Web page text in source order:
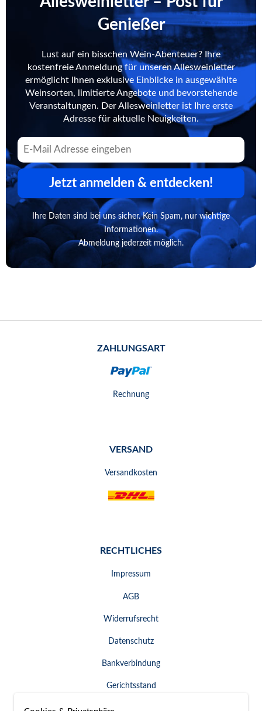
Genießer
Lust auf ein bisschen Wein-Abenteuer? Ihre
kostenfreie Anmeldung für unseren Allesweinletter
ermöglicht Ihnen exklusive Einblicke in ausgewählte
Weinsorten, limitierte Angebote und bevorstehende
Veranstaltungen. Der Allesweinletter ist Ihre erste
Adresse für aktuelle Neuigkeiten.
Jetzt anmelden & entdecken!
Ihre Daten sind bei uns sicher. Kein Spam, nur wichtige
Informationen.
Abmeldung jederzeit möglich.
ZAHLUNGSART
Rechnung
VERSAND
Versandkosten
RECHTLICHES
Impressum
AGB
Widerrufsrecht
Datenschutz
Bankverbindung
Gerichtsstand